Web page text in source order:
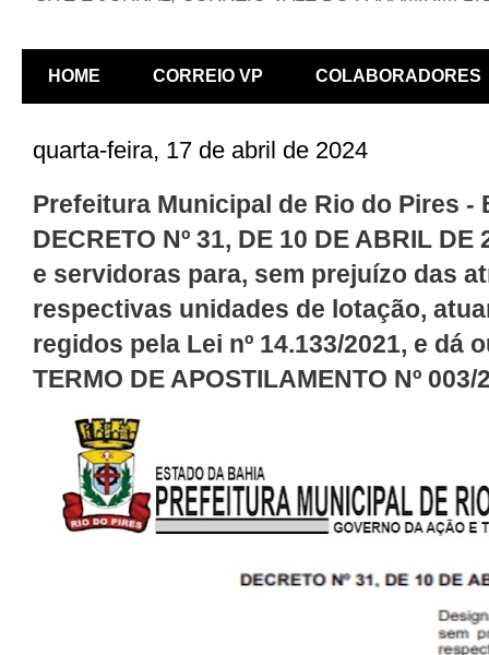
HOME CORREIO VP COLABORADORES
quarta-feira, 17 de abril de 2024
Prefeitura Municipal de Rio do Pires -
DECRETO Nº 31, DE 10 DE ABRIL
e servidoras para, sem prejuízo das
respectivas unidades de lotação,
regidos pela Lei nº 14.133/2021, e dá
TERMO DE APOSTILAMENTO Nº 003/